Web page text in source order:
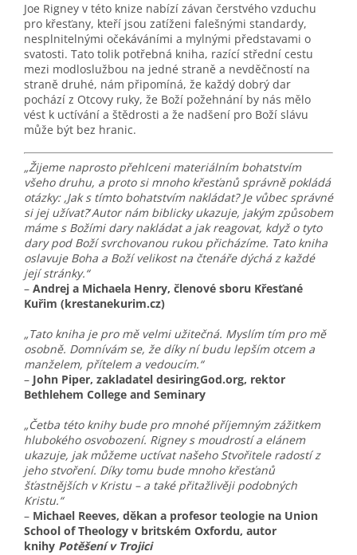
Joe Rigney v této knize nabízí závan čerstvého vzduchu
pro křesťany, kteří jsou zatíženi falešnými standardy,
nesplnitelnými očekáváními a mylnými představami o
svatosti. Tato tolik potřebná kniha, razící střední cestu
mezi modloslužbou na jedné straně a nevděčností na
straně druhé, nám připomíná, že každý dobrý dar
pochází z Otcovy ruky, že Boží požehnání by nás mělo
vést k uctívání a štědrosti a že nadšení pro Boží slávu
může být bez hranic.
„Žijeme naprosto přehlceni materiálním bohatstvím
všeho druhu, a proto si mnoho křesťanů správně pokládá
otázky: ,Jak s tímto bohatstvím nakládat? Je vůbec správné
si jej užívat?̒ Autor nám biblicky ukazuje, jakým způsobem
máme s Božími dary nakládat a jak reagovat, když o tyto
dary pod Boží svrchovanou rukou přicházíme. Tato kniha
oslavuje Boha a Boží velikost na čtenáře dýchá z každé
její stránky.“
– Andrej a Michaela Henry, členové sboru Křesťané
Kuřim (krestanekurim.cz)
„Tato kniha je pro mě velmi užitečná. Myslím tím pro mě
osobně. Domnívám se, že díky ní budu lepším otcem a
manželem, přítelem a vedoucím.“
– John Piper, zakladatel desiringGod.org, rektor
Bethlehem College and Seminary
„Četba této knihy bude pro mnohé příjemným zážitkem
hlubokého osvobození. Rigney s moudrostí a elánem
ukazuje, jak můžeme uctívat našeho Stvořitele radostí z
jeho stvoření. Díky tomu bude mnoho křesťanů
šťastnějších v Kristu – a také přitažlivěji podobných
Kristu.“
– Michael Reeves, děkan a profesor teologie na Union
School of Theology v britském Oxfordu, autor
knihy Potěšení v Trojici